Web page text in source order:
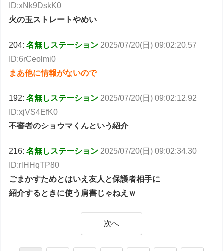
ID:xNk9DskK0
火の玉ストレートやめい
204:名無しステーション 2025/07/20(日) 09:02:20.57
ID:6rCeolmi0
まあ他に情報がないので
192:名無しステーション 2025/07/20(日) 09:02:12.92
ID:xjVS4EfK0
不審者のショウマくんという紹介
216:名無しステーション 2025/07/20(日) 09:02:34.30
ID:rlHHqTP80
ごまかすためとはいえ友人と保護者相手に
紹介するときに使う肩書じゃねえｗ
次へ